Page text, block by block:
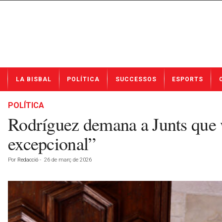
t
LA BISBAL POLÍTICA SUCCESSOS ESPORTS
POLÍTICA
Rodríguez demana a Junts
excepcional”
Por Redacció - 26 de març de 2026